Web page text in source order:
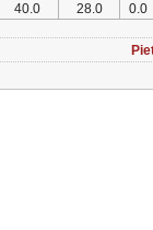
40.0 28.0 0.0